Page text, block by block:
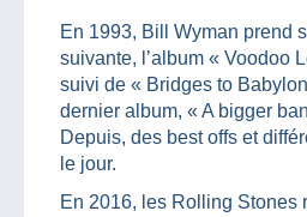
En 1993, Bill Wyman prend
suivante, l’album « Voodoo
suivi de « Bridges to
dernier album, « A bigger
Depuis, des best offs et
le jour.
En 2016, les Rolling Stones